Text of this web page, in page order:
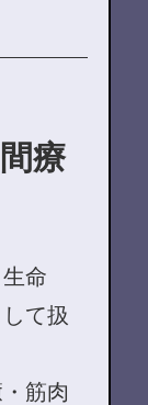
療
命
て扱
筋肉